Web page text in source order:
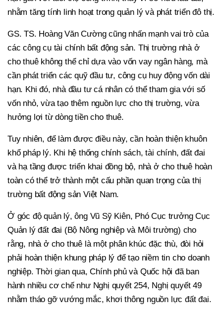
nhằm tăng tính linh hoạt trong quản lý và phát triển đô thị.
GS. TS. Hoàng Văn Cường cũng nhấn mạnh vai trò của
các công cụ tài chính bất động sản. Thị trường nhà ở
cho thuê không thể chỉ dựa vào vốn vay ngân hàng, mà
cần phát triển các quỹ đầu tư, công cụ huy động vốn dài
hạn. Khi đó, nhà đầu tư cá nhân có thể tham gia với số
vốn nhỏ, vừa tạo thêm nguồn lực cho thị trường, vừa
hưởng lợi từ dòng tiền cho thuê.
Tuy nhiên, để làm được điều này, cần hoàn thiện khuôn
khổ pháp lý. Khi hệ thống chính sách, tài chính, đất đai
và hạ tầng được triển khai đồng bộ, nhà ở cho thuê hoàn
toàn có thể trở thành một cấu phần quan trọng của thị
trường bất động sản Việt Nam.
Ở góc độ quản lý, ông Vũ Sỹ Kiên, Phó Cục trưởng Cục
Quản lý đất đai (Bộ Nông nghiệp và Môi trường) cho
rằng, nhà ở cho thuê là một phân khúc đặc thù, đòi hỏi
phải hoàn thiện khung pháp lý để tạo niềm tin cho doanh
nghiệp. Thời gian qua, Chính phủ và Quốc hội đã ban
hành nhiều cơ chế như Nghị quyết 254, Nghị quyết 49
nhằm tháo gỡ vướng mắc, khơi thông nguồn lực đất đai.